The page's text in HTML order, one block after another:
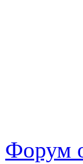
Форум